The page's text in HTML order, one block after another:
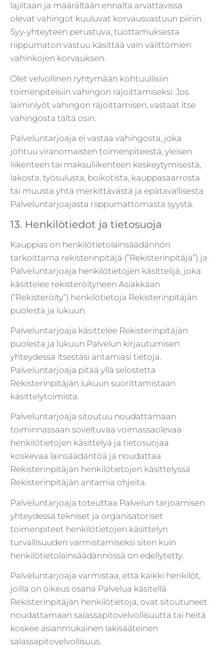
lajiltaan ja määrältään ennalta arvattavissa
olevat vahingot kuuluvat korvausvastuun piiriin.
Syy-yhteyteen perustuva, tuottamuksesta
riippumaton vastuu käsittää vain välittömien
vahinkojen korvauksen.
Olet velvollinen ryhtymään kohtuullisiin
toimenpiteisiin vahingon rajoittamiseksi. Jos
laiminlyöt vahingon rajoittamisen, vastaat itse
vahingosta tältä osin.
Palveluntarjoaja ei vastaa vahingosta, joka
johtuu viranomaisten toimenpiteestä, yleisen
liikenteen tai maksuliikenteen keskeytymisestä,
lakosta, työsulusta, boikotista, kauppasaarrosta
tai muusta yhtä merkittävästä ja epätavallisesta
Palveluntarjoajasta riippumattomasta syystä.
13. Henkilötiedot ja tietosuoja
Kauppias on henkilötietolainsäädännön
tarkoittama rekisterinpitäjä (”Rekisterinpitäjä”) ja
Palveluntarjoaja henkilötietojen käsittelijä, joka
käsittelee rekisteröityneen Asiakkaan
(”Rekisteröity”) henkilötietoja Rekisterinpitäjän
puolesta ja lukuun.
Palveluntarjoaja käsittelee Rekisterinpitäjän
puolesta ja lukuun Palvelun kirjautumisen
yhteydessä itsestäsi antamiasi tietoja.
Palveluntarjoaja pitää yllä selostetta
Rekisterinpitäjän lukuun suorittamistaan
käsittelytoimista.
Palveluntarjoaja sitoutuu noudattamaan
toiminnassaan soveltuvaa voimassaolevaa
henkilötietojen käsittelyä ja tietosuojaa
koskevaa lainsäädäntöä ja noudattaa
Rekisterinpitäjän henkilötietojen käsittelyssä
Rekisterinpitäjän antamia ohjeita.
Palveluntarjoaja toteuttaa Palvelun tarjoamisen
yhteydessä tekniset ja organisatoriset
toimenpiteet henkilötietojen käsittelyn
turvallisuuden varmistamiseksi siten kuin
henkilötietolainsäädännössä on edellytetty.
Palveluntarjoaja varmistaa, että kaikki henkilöt,
joilla on oikeus osana Palvelua käsitellä
Rekisterinpitäjän henkilötietoja, ovat sitoutuneet
noudattamaan salassapitovelvollisuutta tai heitä
koskee asianmukainen lakisääteinen
salassapitovelvollisuus.